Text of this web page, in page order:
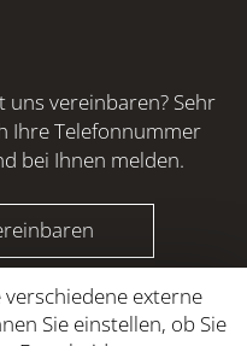
uns vereinbaren? Sehr
Ihre Telefonnummer
bei Ihnen melden.
externe
Sie einstellen, ob Sie